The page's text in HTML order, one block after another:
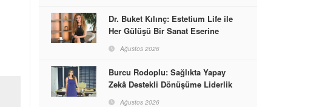
Dr. Buket Kılınç: Estetium Life ile
Her Gülüşü Bir Sanat Eserine
Ağustos 2026
Burcu Rodoplu: Sağlıkta Yapay
Zekâ Destekli Dönüşüme Liderlik
Ağustos 2026